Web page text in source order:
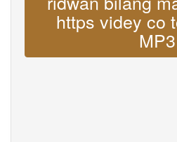
https videy co
MP3